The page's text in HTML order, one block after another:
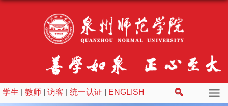
学生 教师 访客 统一认证 ENGLISH